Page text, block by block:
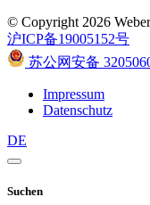
© Copyright 2026
沪ICP备19005152号
苏公网安备
Impressum
Datenschutz
DE
Suchen